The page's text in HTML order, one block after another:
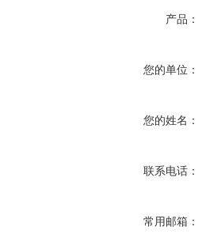
产品：
您的单位：
您的姓名：
联系电话：
常用邮箱：